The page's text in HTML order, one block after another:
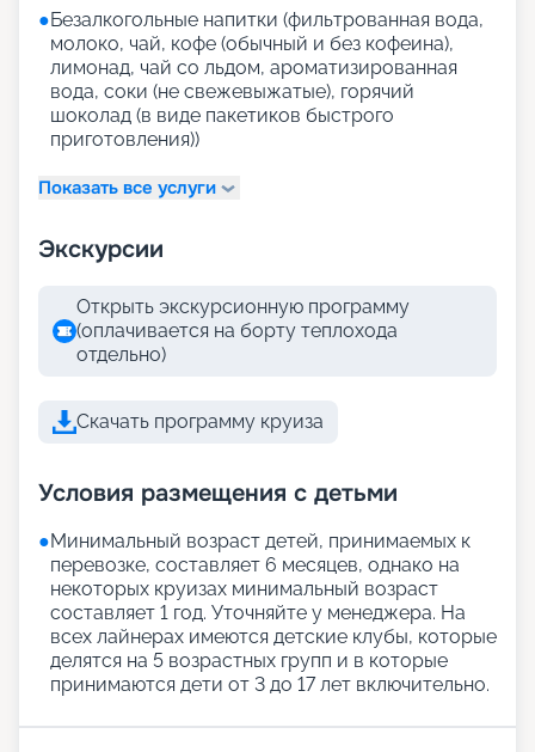
●Безалкогольные напитки (фильтрованная вода,
молоко, чай, кофе (обычный и без кофеина),
лимонад, чай со льдом, ароматизированная
вода, соки (не свежевыжатые), горячий
шоколад (в виде пакетиков быстрого
приготовления))
Показать все услуги
Экскурсии
Открыть экскурсионную программу
(оплачивается на борту теплохода
отдельно)
Скачать программу круиза
Условия размещения с детьми
●Минимальный возраст детей, принимаемых к
перевозке, составляет 6 месяцев, однако на
некоторых круизах минимальный возраст
составляет 1 год. Уточняйте у менеджера. На
всех лайнерах имеются детские клубы, которые
делятся на 5 возрастных групп и в которые
принимаются дети от 3 до 17 лет включительно.